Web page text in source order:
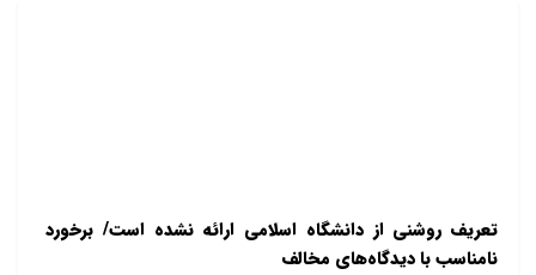
تعریف روشنی از دانشگاه اسلامی ارائه نشده است/ برخورد
نامناسب با دیدگاه‌های مخالف